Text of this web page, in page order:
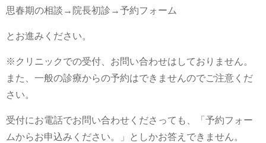
思春期の相談→院長初診→予約フォーム
とお進みください。
※ クリニックでの受付、お問い合わせはしておりません。
また、一般の診療からの予約はできませんのでご注意くだ
さい。
受付にお電話でお問い合わせくださっても、「予約フォー
ムからお申込みください。」としかお答えできません。